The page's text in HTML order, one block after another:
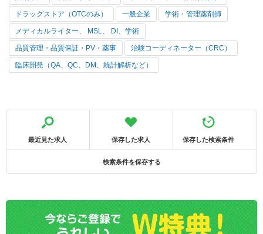
ドラッグストア（OTCのみ） 一般企業 学術・管理薬剤師
メディカルライター、 MSL、 DI、学術
品質管理・品質保証・PV・薬事 治験コーディネーター（CRC）
臨床開発（QA、QC、DM、統計解析など）
最近見た求人 保存した求人 保存した検索条件
検索条件を保存する